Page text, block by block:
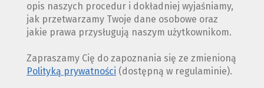
opis naszych procedur i dokładniej wyjaśniamy,
jak przetwarzamy Twoje dane osobowe oraz
jakie prawa przysługują naszym użytkownikom.
Zapraszamy Cię do zapoznania się ze zmienioną
Polityką prywatności (dostępną w regulaminie).